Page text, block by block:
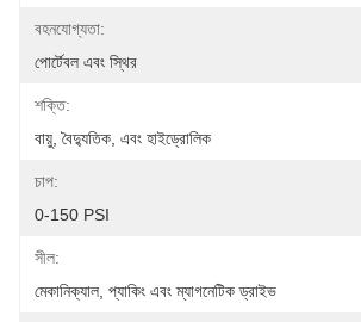
বহনযোগ্যতা:
পোর্টেবল এবং স্থির
শক্তি:
বায়ু, বৈদ্যুতিক, এবং হাইড্রোলিক
চাপ:
0-150 PSI
সীল:
মেকানিক্যাল, প্যাকিং এবং ম্যাগনেটিক ড্রাইভ